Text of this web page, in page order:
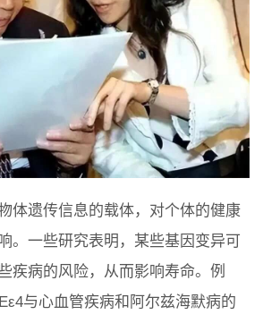
体遗传信息的载体，对个体的健康
。一些研究表明，某些基因变异可
疾病的风险，从而影响寿命。例
与心血管疾病和阿尔兹海默病的